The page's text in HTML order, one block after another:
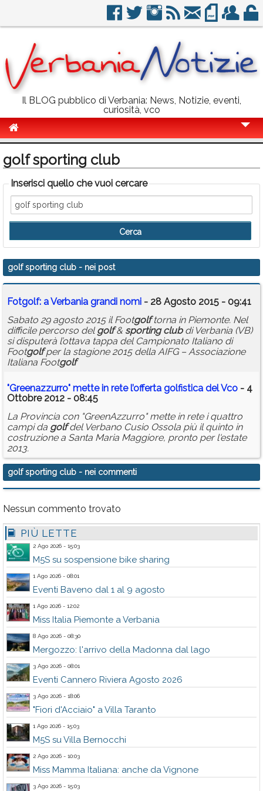
Il BLOG pubblico di Verbania: News, Notizie, eventi,
curiosità, vco
Politica
Sport
Eventi
Info Utili
Rubriche
Calendario
Annunci
golf sporting club
Inserisci quello che vuoi cercare
golf sporting club - nei post
Fotgolf: a Verbania grandi nomi - 28 Agosto 2015 - 09:41
Sabato 29 agosto 2015 il Footgolftorna in Piemonte. Nel
difficile percorso delgolf& sporting clubdi Verbania (VB)
si disputerà l’ottava tappa del Campionato Italiano di
Footgolfper la stagione 2015 della AIFG – Associazione
Italiana Footgolf
"Greenazzurro" mette in rete l’offerta golfistica del Vco - 4
Ottobre 2012 - 08:45
La Provincia con "GreenAzzurro" mette in rete i quattro
campi da golfdel Verbano Cusio Ossola più il quinto in
costruzione a Santa Maria Maggiore, pronto per l'estate
2013.
golf sporting club - nei commenti
Nessun commento trovato
PIÙ LETTE
2 Ago 2026 - 15:03
M5S su sospensione bike sharing
1 Ago 2026 - 08:01
Eventi Baveno dal 1 al 9 agosto
1 Ago 2026 - 12:02
Miss Italia Piemonte a Verbania
8 Ago 2026 - 08:30
Mergozzo: l'arrivo della Madonna dal lago
3 Ago 2026 - 08:01
Eventi Cannero Riviera Agosto 2026
3 Ago 2026 - 18:06
"Fiori d'Acciaio" a Villa Taranto
1 Ago 2026 - 15:03
M5S su Villa Bernocchi
2 Ago 2026 - 10:03
Miss Mamma Italiana: anche da Vignone
3 Ago 2026 - 15:03